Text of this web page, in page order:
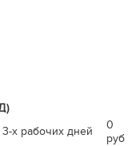
х рабочих дней
0
руб